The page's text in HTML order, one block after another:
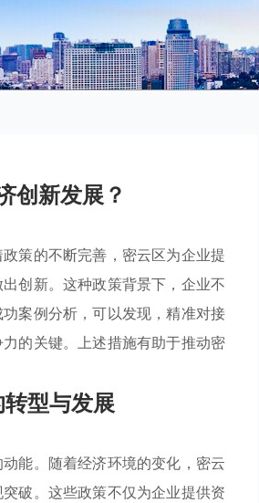
创新发展？
策的不断完善，密云区为企业提
创新。这种政策背景下，企业不
案例分析，可以发现，精准对接
的关键。上述措施有助于推动密
型与发展
能。随着经济环境的变化，密云
破。这些政策不仅为企业提供资